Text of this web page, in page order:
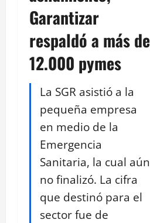
Garantizar
respaldó a más de
12.000 pymes
La SGR asistió a la
pequeña empresa
en medio de la
Emergencia
Sanitaria, la cual aún
no finalizó. La cifra
que destinó para el
sector fue de